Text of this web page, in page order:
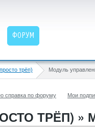
ФОРУМ
трёп) Модуль
справка по форуму Мои
ТРЁП) »